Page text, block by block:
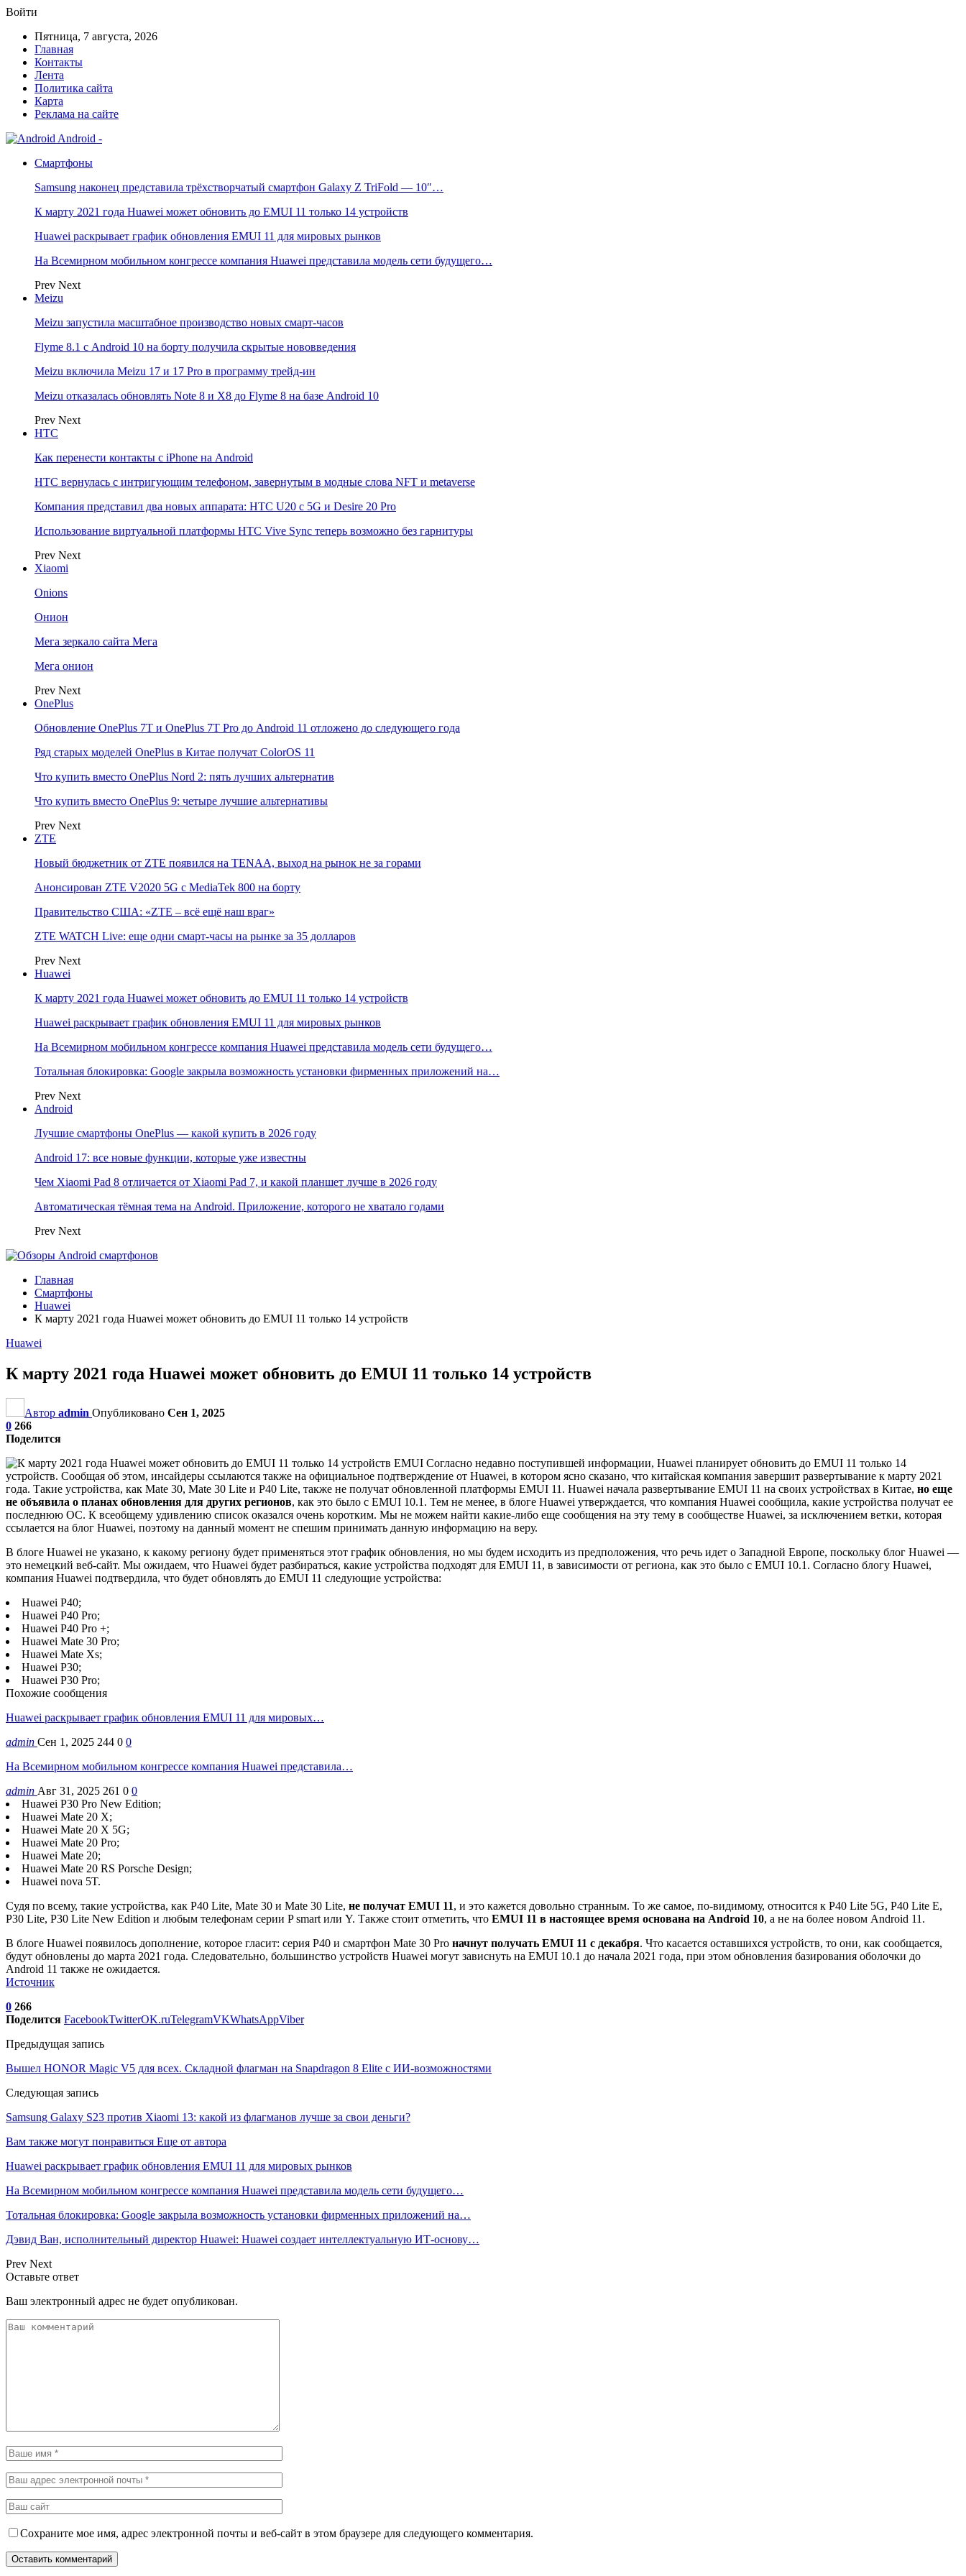
Войти
Пятница, 7 августа, 2026
Главная
Контакты
Лента
Политика сайта
Карта
Реклама на сайте
Android -
Смартфоны
Samsung наконец представила трёхстворчатый смартфон Galaxy Z TriFold — 10″…
К марту 2021 года Huawei может обновить до EMUI 11 только 14 устройств
Huawei раскрывает график обновления EMUI 11 для мировых рынков
На Всемирном мобильном конгрессе компания Huawei представила модель сети будущего…
Prev Next
Meizu
Meizu запустила масштабное производство новых смарт-часов
Flyme 8.1 с Android 10 на борту получила скрытые нововведения
Meizu включила Meizu 17 и 17 Pro в программу трейд-ин
Meizu отказалась обновлять Note 8 и X8 до Flyme 8 на базе Android 10
Prev Next
НТС
Как перенести контакты с iPhone на Android
HTC вернулась с интригующим телефоном, завернутым в модные слова NFT и metaverse
Компания представил два новых аппарата: HTC U20 с 5G и Desire 20 Pro
Использование виртуальной платформы HTC Vive Sync теперь возможно без гарнитуры
Prev Next
Xiaomi
Onions
Онион
Мега зеркало сайта Мега
Мега онион
Prev Next
OnePlus
Обновление OnePlus 7T и OnePlus 7T Pro до Android 11 отложено до следующего года
Ряд старых моделей OnePlus в Китае получат ColorOS 11
Что купить вместо OnePlus Nord 2: пять лучших альтернатив
Что купить вместо OnePlus 9: четыре лучшие альтернативы
Prev Next
ZTE
Новый бюджетник от ZTE появился на TENAA, выход на рынок не за горами
Анонсирован ZTE V2020 5G с MediaTek 800 на борту
Правительство США: «ZTE – всё ещё наш враг»
ZTE WATCH Live: еще одни смарт-часы на рынке за 35 долларов
Prev Next
Huawei
К марту 2021 года Huawei может обновить до EMUI 11 только 14 устройств
Huawei раскрывает график обновления EMUI 11 для мировых рынков
На Всемирном мобильном конгрессе компания Huawei представила модель сети будущего…
Тотальная блокировка: Google закрыла возможность установки фирменных приложений на…
Prev Next
Android
Лучшие смартфоны OnePlus — какой купить в 2026 году
Android 17: все новые функции, которые уже известны
Чем Xiaomi Pad 8 отличается от Xiaomi Pad 7, и какой планшет лучше в 2026 году
Автоматическая тёмная тема на Android. Приложение, которого не хватало годами
Prev Next
Главная
Смартфоны
Huawei
К марту 2021 года Huawei может обновить до EMUI 11 только 14 устройств
Huawei
К марту 2021 года Huawei может обновить до EMUI 11 только 14 устройств
Автор admin Опубликовано Сен 1, 2025
0 266
Поделится
EMUI Согласно недавно поступившей информации, Huawei планирует обновить до EMUI 11 только 14
устройств. Сообщая об этом, инсайдеры ссылаются также на официальное подтверждение от Huawei, в котором ясно сказано, что китайская компания завершит развертывание к марту 2021
года. Такие устройства, как Mate 30, Mate 30 Lite и P40 Lite, также не получат обновленной платформы EMUI 11. Huawei начала развертывание EMUI 11 на своих устройствах в Китае, но еще
не объявила о планах обновления для других регионов, как это было с EMUI 10.1. Тем не менее, в блоге Huawei утверждается, что компания Huawei сообщила, какие устройства получат ее
последнюю ОС. К всеобщему удивлению список оказался очень коротким. Мы не можем найти какие-либо еще сообщения на эту тему в сообществе Huawei, за исключением ветки, которая
ссылается на блог Huawei, поэтому на данный момент не спешим принимать данную информацию на веру.
В блоге Huawei не указано, к какому региону будет применяться этот график обновления, но мы будем исходить из предположения, что речь идет о Западной Европе, поскольку блог Huawei —
это немецкий веб-сайт. Мы ожидаем, что Huawei будет разбираться, какие устройства подходят для EMUI 11, в зависимости от региона, как это было с EMUI 10.1. Согласно блогу Huawei,
компания Huawei подтвердила, что будет обновлять до EMUI 11 следующие устройства:
Huawei P40;
Huawei P40 Pro;
Huawei P40 Pro +;
Huawei Mate 30 Pro;
Huawei Mate Xs;
Huawei P30;
Huawei P30 Pro;
Похожие сообщения
Huawei раскрывает график обновления EMUI 11 для мировых…
admin Сен 1, 2025 244 0 0
На Всемирном мобильном конгрессе компания Huawei представила…
admin Авг 31, 2025 261 0 0
Huawei P30 Pro New Edition;
Huawei Mate 20 X;
Huawei Mate 20 X 5G;
Huawei Mate 20 Pro;
Huawei Mate 20;
Huawei Mate 20 RS Porsche Design;
Huawei nova 5T.
Судя по всему, такие устройства, как P40 Lite, Mate 30 и Mate 30 Lite, не получат EMUI 11, и это кажется довольно странным. То же самое, по-видимому, относится к P40 Lite 5G, P40 Lite E,
P30 Lite, P30 Lite New Edition и любым телефонам серии P smart или Y. Также стоит отметить, что EMUI 11 в настоящее время основана на Android 10, а не на более новом Android 11.
В блоге Huawei появилось дополнение, которое гласит: серия P40 и смартфон Mate 30 Pro начнут получать EMUI 11 с декабря. Что касается оставшихся устройств, то они, как сообщается,
будут обновлены до марта 2021 года. Следовательно, большинство устройств Huawei могут зависнуть на EMUI 10.1 до начала 2021 года, при этом обновления базирования оболочки до
Android 11 также не ожидается.
Источник
0 266
Поделится FacebookTwitterOK.ruTelegramVKWhatsAppViber
Предыдущая запись
Вышел HONOR Magic V5 для всех. Складной флагман на Snapdragon 8 Elite с ИИ-возможностями
Следующая запись
Samsung Galaxy S23 против Xiaomi 13: какой из флагманов лучше за свои деньги?
Вам также могут понравиться Еще от автора
Huawei раскрывает график обновления EMUI 11 для мировых рынков
На Всемирном мобильном конгрессе компания Huawei представила модель сети будущего…
Тотальная блокировка: Google закрыла возможность установки фирменных приложений на…
Дэвид Ван, исполнительный директор Huawei: Huawei создает интеллектуальную ИТ-основу…
Prev Next
Оставьте ответ
Ваш электронный адрес не будет опубликован.
Сохраните мое имя, адрес электронной почты и веб-сайт в этом браузере для следующего комментария.